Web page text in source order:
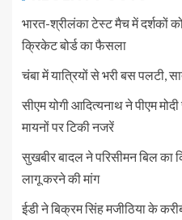
भारत-श्रीलंका टेस्ट मैच में दर्शकों
क्रिकेट बोर्ड का फैसला
चंबा में यात्रियों से भरी बस पलटी,
सीएम योगी आदित्यनाथ ने पीएम
मायनों पर टिकी नजरें
सुखबीर बादल ने परिसीमन बिल का
लागू करने की मांग
ईडी ने बिक्रम सिंह मजीठिया के